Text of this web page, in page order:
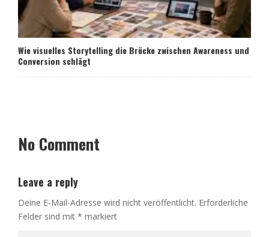
Wie visuelles Storytelling die Brücke zwischen Awareness und
Conversion schlägt
No Comment
Leave a reply
Deine E-Mail-Adresse wird nicht veröffentlicht. Erforderliche
Felder sind mit * markiert